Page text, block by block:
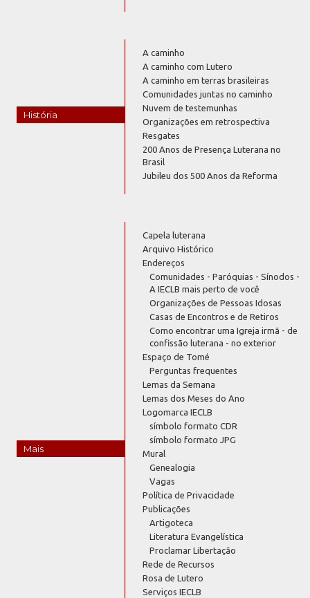
História
A caminho
A caminho com Lutero
A caminho em terras brasileiras
Comunidades juntas no caminho
Nuvem de testemunhas
Organizações em retrospectiva
Resgates
200 Anos de Presença Luterana no
Brasil
Jubileu dos 500 Anos da Reforma
Mais
Capela luterana
Arquivo Histórico
Endereços
Comunidades - Paróquias - Sínodos -
A IECLB mais perto de você
Organizações de Pessoas Idosas
Casas de Encontros e de Retiros
Como encontrar uma Igreja irmã - de
confissão luterana - no exterior
Espaço de Tomé
Perguntas frequentes
Lemas da Semana
Lemas dos Meses do Ano
Logomarca IECLB
símbolo formato CDR
símbolo formato JPG
Mural
Genealogia
Vagas
Política de Privacidade
Publicações
Artigoteca
Literatura Evangelística
Proclamar Libertação
Rede de Recursos
Rosa de Lutero
Serviços IECLB